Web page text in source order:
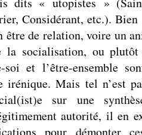
Considérant, etc.). Bien
être de relation, voire un
la socialisation, ou
soi et l’être-ensemble
irénique. Mais tel n’est
sur une
autorité, il en